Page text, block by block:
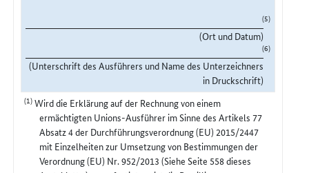
(5)
(Ort und Datum)
(6)
(Unterschrift des Ausführers und Name des Unterzeichners
in Druckschrift)
(1)Wird die Erklärung auf der Rechnung von einem
ermächtigten Unions-Ausführer im Sinne des Artikels 77
Absatz 4 der Durchführungsverordnung (EU) 2015/2447
mit Einzelheiten zur Umsetzung von Bestimmungen der
Verordnung (EU) Nr. 952/2013 (Siehe Seite 558 dieses